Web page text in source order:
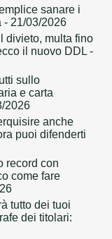
sanare i
- 21/03/2026
divieto, multa fino
il nuovo DDL -
sullo
e carta
2026
anche
puoi difenderti
record con
come fare
tutto dei tuoi
dei titolari: